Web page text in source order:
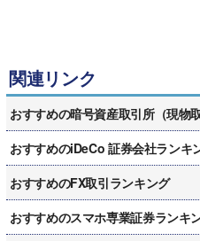
関連リンク
おすすめの暗号資産取引所（現物
おすすめのiDeCo 証券会社ランキ
おすすめのFX取引ランキング
おすすめのスマホ専業証券ランキ